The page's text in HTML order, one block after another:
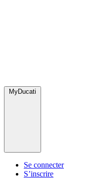
MyDucati
Se connecter
S’inscrire